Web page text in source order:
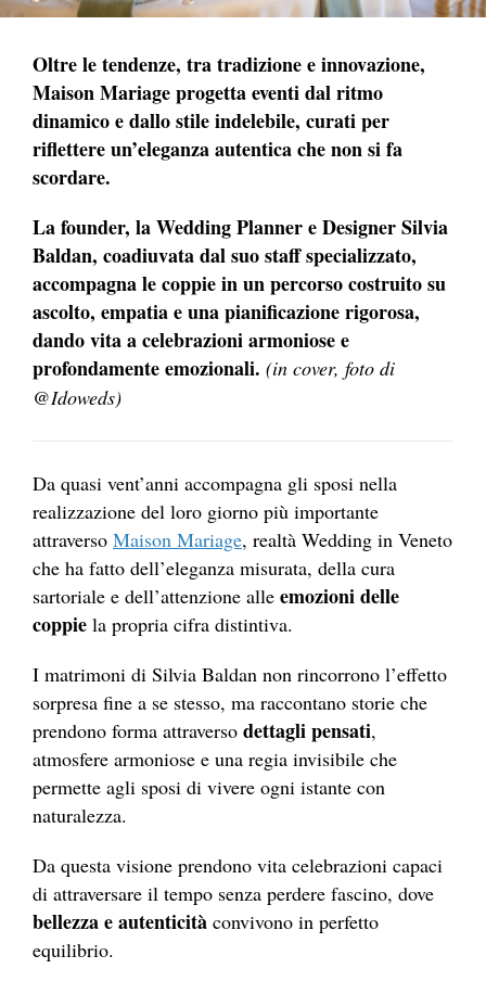
Oltre le tendenze, tra tradizione e innovazione,
Maison Mariage progetta eventi dal ritmo
dinamico e dallo stile indelebile, curati per
riflettere un’eleganza autentica che non si fa
scordare.
La founder, la Wedding Planner e Designer Silvia
Baldan, coadiuvata dal suo staff specializzato,
accompagna le coppie in un percorso costruito su
ascolto, empatia e una pianificazione rigorosa,
dando vita a celebrazioni armoniose e
profondamente emozionali. (in cover, foto di
@Idoweds)
Da quasi vent’anni accompagna gli sposi nella
realizzazione del loro giorno più importante
attraverso Maison Mariage, realtà Wedding in Veneto
che ha fatto dell’eleganza misurata, della cura
sartoriale e dell’attenzione alle emozioni delle
coppie la propria cifra distintiva.
I matrimoni di Silvia Baldan non rincorrono l’effetto
sorpresa fine a se stesso, ma raccontano storie che
prendono forma attraverso dettagli pensati,
atmosfere armoniose e una regia invisibile che
permette agli sposi di vivere ogni istante con
naturalezza.
Da questa visione prendono vita celebrazioni capaci
di attraversare il tempo senza perdere fascino, dove
bellezza e autenticità convivono in perfetto
equilibrio.